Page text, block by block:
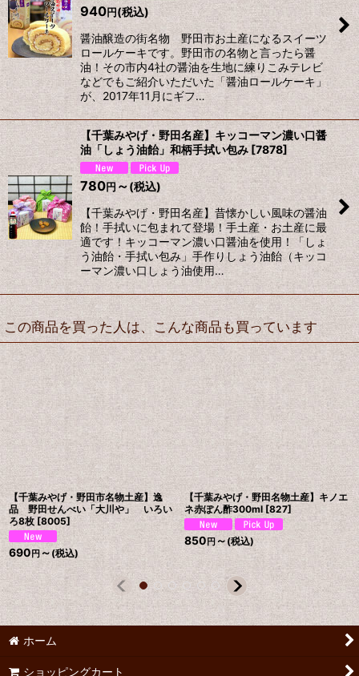
940円 (税込)
醤油醸造の街名物 野田市お土産になるスイーツ
ロールケーキです。野田市の名物と言ったら醤
油！その市内4社の醤油を生地に練りこみテレビ
などでもご紹介いただいた「醤油ロールケーキ」
が、2017年11月にギフ…
【千葉みやげ・野田名産】キッコーマン濃い口醤
油「しょう油飴」和柄手拭い包み [7878]
780円 ～(税込)
【千葉みやげ・野田名産】昔懐かしい風味の醤油
飴！手拭いに包まれて登場！手土産・お土産に最
適です！キッコーマン濃い口醤油を使用！「しょ
う油飴・手拭い包み」手作りしょう油飴（キッコ
ーマン濃い口しょう油使用…
この商品を買った人は、こんな商品も買っています
【千葉みやげ・野田市名物土産】逸
品 野田せんべい「大川や」 いろい
ろ8枚 [8005]
690円 ～ (税込)
【千葉みやげ・野田名物土産】キノエ
ネ赤ぽん酢300ml [827]
850 円 ～(税込)
ホーム
ショッピングカート